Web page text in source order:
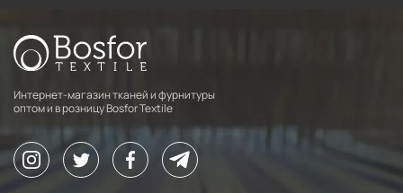
Интернет-магазин тканей и фурнитуры
оптом и в розницу Bosfor Textile